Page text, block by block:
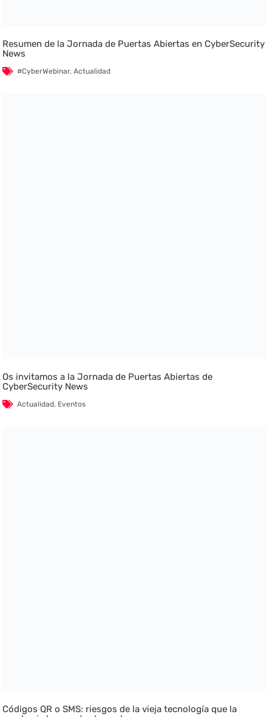
Resumen de la Jornada de Puertas Abiertas en CyberSecurity
News
#CyberWebinar,Actualidad
Os invitamos a la Jornada de Puertas Abiertas de
CyberSecurity News
Actualidad, Eventos
Códigos QR o SMS: riesgos de la vieja tecnología que la